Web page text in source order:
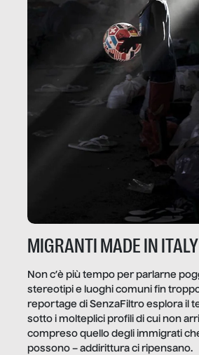
MIGRANTI MADE IN ITALY
Non c’è più tempo per parlarne
stereotipi e luoghi comuni fin
reportage di SenzaFiltro esplora il
sotto i molteplici profili di cui non
compreso quello degli immigrati
possono – addirittura ci ripensano.